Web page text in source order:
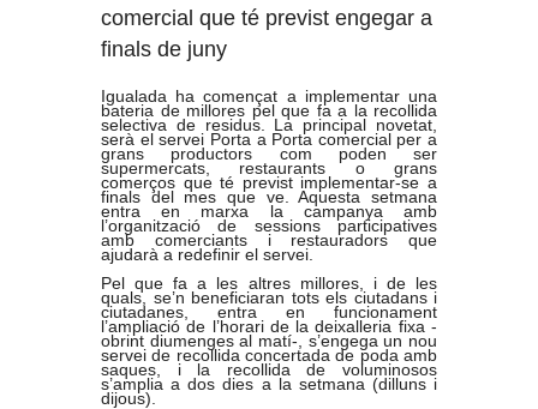
comercial que té previst engegar a
finals de juny
Igualada ha començat a implementar una
bateria de millores pel que fa a la recollida
selectiva de residus. La principal novetat,
serà el servei Porta a Porta comercial per a
grans productors com poden ser
supermercats, restaurants o grans
comerços que té previst implementar-se a
finals del mes que ve. Aquesta setmana
entra en marxa la campanya amb
l’organització de sessions participatives
amb comerciants i restauradors que
ajudarà a redefinir el servei.
Pel que fa a les altres millores, i de les
quals, se’n beneficiaran tots els ciutadans i
ciutadanes, entra en funcionament
l’ampliació de l’horari de la deixalleria fixa -
obrint diumenges al matí-, s’engega un nou
servei de recollida concertada de poda amb
saques, i la recollida de voluminosos
s’amplia a dos dies a la setmana (dilluns i
dijous).